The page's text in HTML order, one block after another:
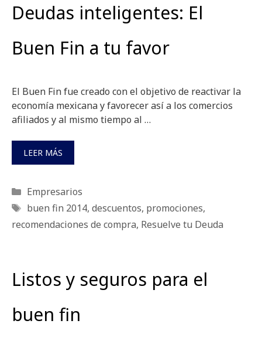
Deudas inteligentes: El
Buen Fin a tu favor
El Buen Fin fue creado con el objetivo de reactivar la
economía mexicana y favorecer así a los comercios
afiliados y al mismo tiempo al …
LEER MÁS
Categorías
Empresarios
Etiquetas
buen fin 2014, descuentos, promociones,
recomendaciones de compra, Resuelve tu Deuda
Listos y seguros para el
buen fin